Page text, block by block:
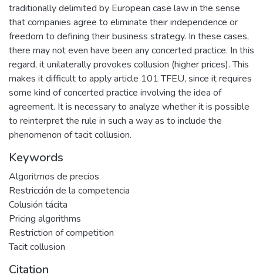
traditionally delimited by European case law in the sense
that companies agree to eliminate their independence or
freedom to defining their business strategy. In these cases,
there may not even have been any concerted practice. In this
regard, it unilaterally provokes collusion (higher prices). This
makes it difficult to apply article 101 TFEU, since it requires
some kind of concerted practice involving the idea of
agreement. It is necessary to analyze whether it is possible
to reinterpret the rule in such a way as to include the
phenomenon of tacit collusion.
Keywords
Algoritmos de precios
Restricción de la competencia
Colusión tácita
Pricing algorithms
Restriction of competition
Tacit collusion
Citation